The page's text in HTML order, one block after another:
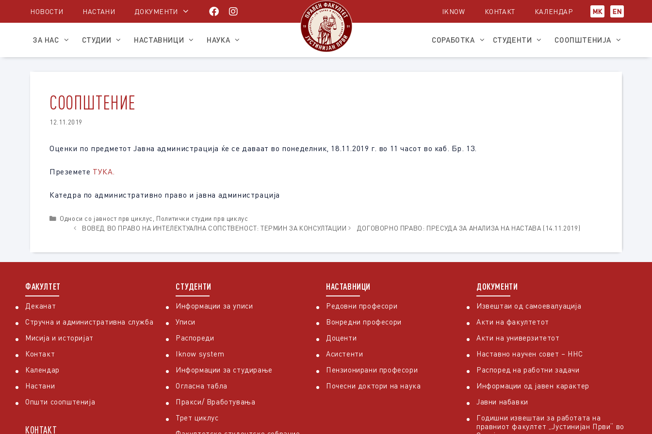
НОВОСТИ НАСТАНИ ДОКУМЕНТИ IKNOW КОНТАКТ КАЛЕНДАР МК EN
ЗА НАС СТУДИИ НАСТАВНИЦИ НАУКА СОРАБОТКА СТУДЕНТИ СООПШТЕНИЈА
СООПШТЕНИЕ
12.11.2019
Оценки по предметот Јавна администрација ќе се даваат во понеделник, 18.11.2019 г. во 11 часот во каб. Бр. 13.
Преземете ТУКА.
Катедра по административно право и јавна администрација
Categories
Односи со јавност прв циклус, Политички студии прв циклус
ВОВЕД ВО ПРАВО НА ИНТЕЛЕКТУАЛНА СОПСТВЕНОСТ: ТЕРМИН ЗА КОНСУЛТАЦИИ
ДОГОВОРНО ПРАВО: ПРЕСУДА ЗА АНАЛИЗА НА НАСТАВА (14.11.2019)
ФАКУЛТЕТ
Деканат
Стручна и административна служба
Мисија и историјат
Контакт
Календар
Настани
Општи соопштенија
КОНТАКТ
СТУДЕНТИ
Информации за уписи
Уписи
Распореди
Iknow system
Информации за студирање
Огласна табла
Пракси/ Вработувања
Трет циклус
НАСТАВНИЦИ
Редовни професори
Вонредни професори
Доценти
Асистенти
Пензионирани професори
Почесни доктори на наука
ДОКУМЕНТИ
Извештаи од самоевалуација
Акти на факултетот
Акти на универзитетот
Наставно научен совет – ННС
Распоред на работни задачи
Информации од јавен карактер
Јавни набавки
Годишни извештаи за работата на
правниот факултет „Јустинијан Први“ во